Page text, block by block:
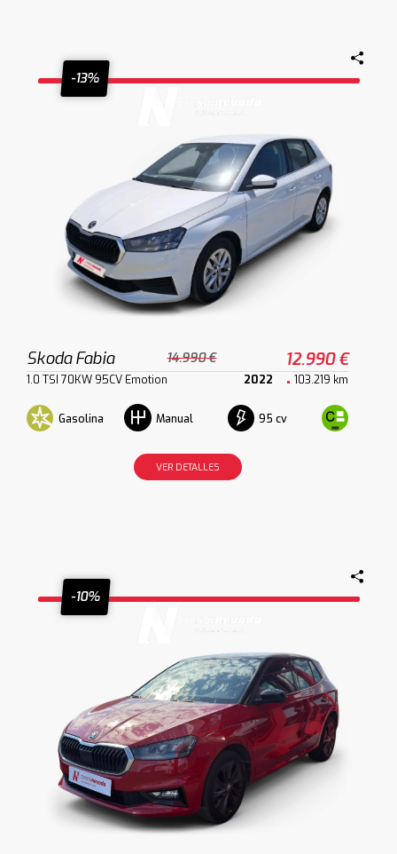
-13%
Skoda Fabia 14.990 € 12.990 €
1.0 TSI 70KW 95CV Emotion 2022 103.219 km
Gasolina Manual 95 cv
VER DETALLES
-10%